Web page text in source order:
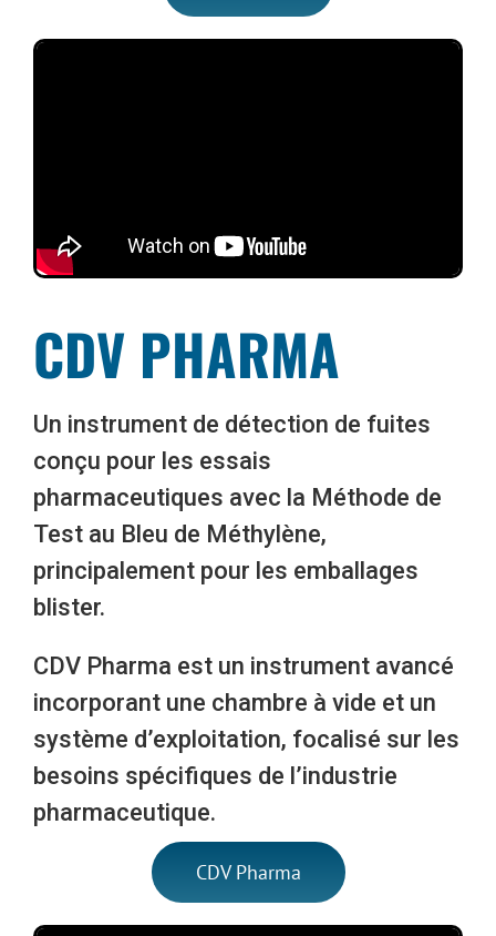
CDV PHARMA
Un instrument de détection de fuites
conçu pour les essais
pharmaceutiques avec la Méthode de
Test au Bleu de Méthylène,
principalement pour les emballages
blister.
CDV Pharma est un instrument avancé
incorporant une chambre à vide et un
système d’exploitation, focalisé sur les
besoins spécifiques de l’industrie
pharmaceutique.
CDV Pharma